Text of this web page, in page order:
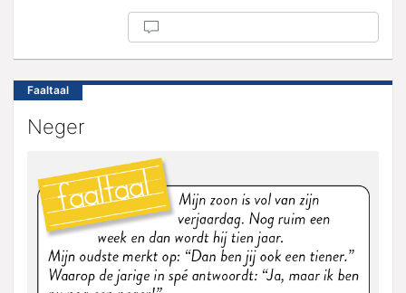
Faaltaal
Neger